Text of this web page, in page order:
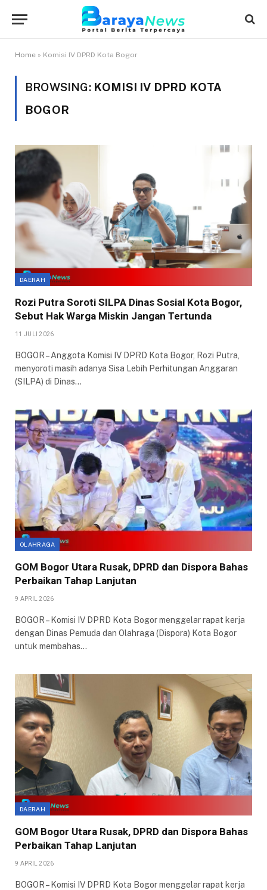
Home » Komisi IV DPRD Kota Bogor
BROWSING: KOMISI IV DPRD KOTA
BOGOR
DAERAH
Rozi Putra Soroti SILPA Dinas Sosial Kota Bogor,
Sebut Hak Warga Miskin Jangan Tertunda
11 JULI 2026
​BOGOR – Anggota Komisi IV DPRD Kota Bogor, Rozi Putra,
menyoroti masih adanya Sisa Lebih Perhitungan Anggaran
(SILPA) di Dinas…
OLAHRAGA
GOM Bogor Utara Rusak, DPRD dan Dispora Bahas
Perbaikan Tahap Lanjutan
9 APRIL 2026
BOGOR – Komisi IV DPRD Kota Bogor menggelar rapat kerja
dengan Dinas Pemuda dan Olahraga (Dispora) Kota Bogor
untuk membahas…
DAERAH
GOM Bogor Utara Rusak, DPRD dan Dispora Bahas
Perbaikan Tahap Lanjutan
9 APRIL 2026
BOGOR – Komisi IV DPRD Kota Bogor menggelar rapat kerja